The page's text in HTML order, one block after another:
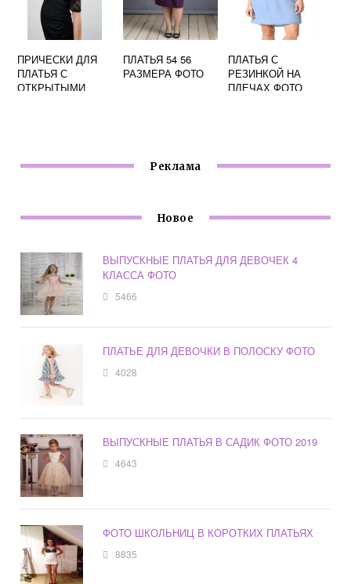
ПРИЧЕСКИ ДЛЯ
ПЛАТЬЯ С
ОТКРЫТЫМИ
ПЛАТЬЯ 54 56
РАЗМЕРА ФОТО
ПЛАТЬЯ С
РЕЗИНКОЙ НА
ПЛЕЧАХ ФОТО
Реклама
Новое
ВЫПУСКНЫЕ ПЛАТЬЯ ДЛЯ ДЕВОЧЕК 4
КЛАССА ФОТО
5466
ПЛАТЬЕ ДЛЯ ДЕВОЧКИ В ПОЛОСКУ ФОТО
4028
ВЫПУСКНЫЕ ПЛАТЬЯ В САДИК ФОТО 2019
4643
ФОТО ШКОЛЬНИЦ В КОРОТКИХ ПЛАТЬЯХ
8835